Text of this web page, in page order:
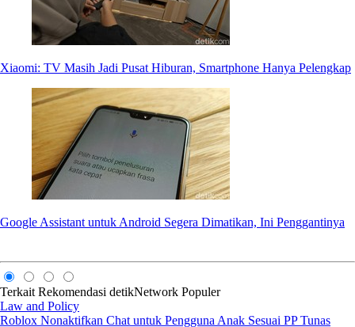
Xiaomi: TV Masih Jadi Pusat Hiburan, Smartphone Hanya Pelengkap
Google Assistant untuk Android Segera Dimatikan, Ini Penggantinya
Terkait Rekomendasi detikNetwork Populer
Law and Policy
Roblox Nonaktifkan Chat untuk Pengguna Anak Sesuai PP Tunas